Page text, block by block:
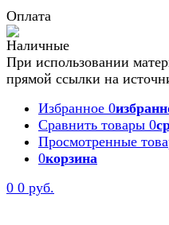
Оплата
При использовании
прямой ссылки на
Избранное 0
Сравнить товары 0
Просмотренные
0корзина
0 0 руб.Задать вопрос